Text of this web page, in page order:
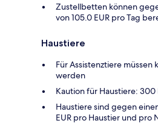
Zustellbetten können
von 105.0 EUR pro Tag
Haustiere
Für Assistenztiere
werden
Kaution für Haustiere:
Haustiere sind gegen
EUR pro Haustier und pro